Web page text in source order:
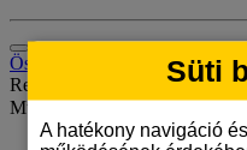
Összehasonlítás (0)
Rendezés:
Mutat:
Süti
A hatékony navigáció